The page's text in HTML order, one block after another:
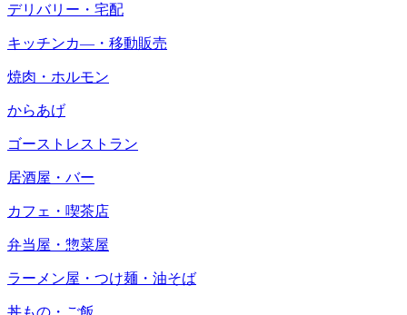
デリバリー・宅配
キッチンカ―・移動販売
焼肉・ホルモン
からあげ
ゴーストレストラン
居酒屋・バー
カフェ・喫茶店
弁当屋・惣菜屋
ラーメン屋・つけ麺・油そば
丼もの・ご飯